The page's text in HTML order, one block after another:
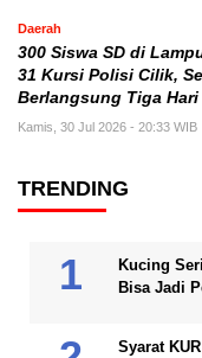
Daerah
300 Siswa SD di
31 Kursi Polisi Cilik,
Berlangsung Tiga Hari
Kamis, 30 Jul 2026 - 20:33 WIB
TRENDING
Kucing
Bisa Jadi
Syarat